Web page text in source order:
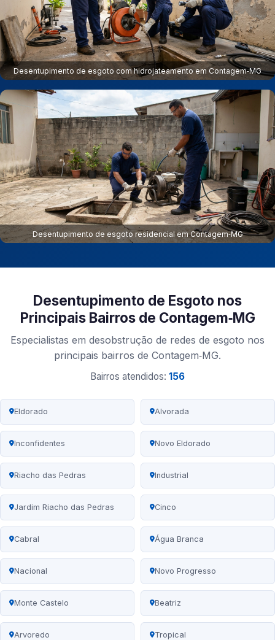
Desentupimento de esgoto com hidrojateamento em Contagem‑MG
Desentupimento de esgoto residencial em Contagem‑MG
Desentupimento de Esgoto nos
Principais Bairros de Contagem‑MG
Especialistas em desobstrução de redes de esgoto nos
principais bairros de Contagem‑MG.
Bairros atendidos: 156
Eldorado Alvorada
Inconfidentes Novo Eldorado
Riacho das Pedras Industrial
Jardim Riacho das Pedras Cinco
Cabral Água Branca
Nacional Novo Progresso
Monte Castelo Beatriz
Arvoredo Tropical